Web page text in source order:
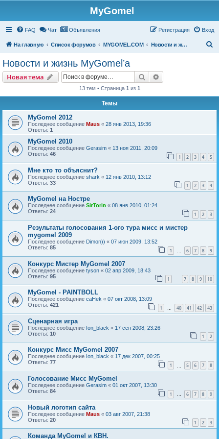
MyGomel
FAQ Чат Объявления Вход
Регистрация
На главную Список форумов MYGOMEL.COM Новости и жизнь MyGomel’a
Новости и жизнь MyGomel’a
Новая тема
Новаятема Поиск
13 тем • Страница 1 из 1
Темы
MyGomel 2012
Последнее сообщение Maus « 28 янв 2013, 19:36
Ответы: 1
MyGomel 2010
Последнее сообщение Gerasim « 13 ноя 2011, 20:09
Ответы: 46 1 2 3 4 5
Мне кто то объяснит?
Последнее сообщение shark « 12 янв 2010, 13:12
Ответы: 33 1 2 3 4
MyGomel на Ностре
Последнее сообщение SirTorin « 08 янв 2010, 01:24
Ответы: 24 1 2 3
Результаты голосования 1-ого тура мисс и мистер
mygomel 2009
Последнее сообщение Dimon)) « 07 июн 2009, 13:52
Ответы: 85 1 … 6 7 8 9
Конкурс Мистер MyGomel 2007
Последнее сообщение tyson « 02 апр 2009, 18:43
Ответы: 95 1 7 8 9 10
MyGomel - PAINTBOLL
Последнее сообщение caHek « 07 окт 2008, 13:09
Ответы: 421 1 … 40 41 42 43
Сценарная игра
Последнее сообщение Ion_black « 17 сен 2008, 23:26
Ответы: 10 1 2
Конкурс Мисс MyGomel 2007
Последнее сообщение Ion_black « 17 дек 2007, 00:25
Ответы: 77 1 5 6 7 8
Голосование Мисс MyGomel
Последнее сообщение Gerasim « 01 окт 2007, 13:30
Ответы: 84 1 … 6 7 8 9
Новый логотип сайта
Последнее сообщение Maus « 03 авг 2007, 21:38
Ответы: 20 1 2 3
Команда MyGomel и КВН.